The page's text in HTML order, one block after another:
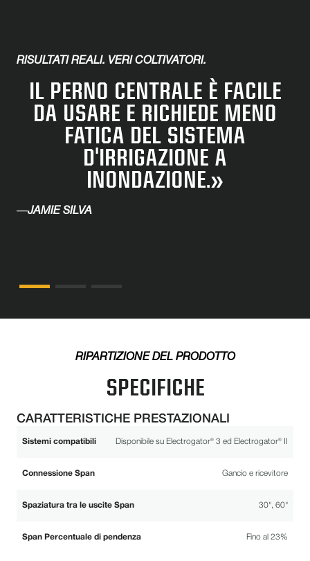
RISULTATI REALI. VERI COLTIVATORI.
IL PERNO CENTRALE È FACILE
DA USARE E RICHIEDE MENO
FATICA DEL SISTEMA
D'IRRIGAZIONE A
INONDAZIONE.»
—JAMIE SILVA
RIPARTIZIONE DEL PRODOTTO
SPECIFICHE
CARATTERISTICHE PRESTAZIONALI
Sistemi compatibili Disponibile su Electrogator® 3 ed Electrogator® II
Connessione Span Gancio e ricevitore
Spaziatura tra le uscite Span 30", 60"
Span Percentuale di pendenza Fino al 23%